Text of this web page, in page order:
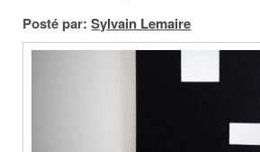
Posté par: Sylvain Lemaire